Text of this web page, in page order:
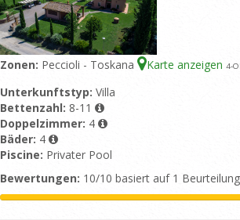
Zonen: Peccioli - Toskana Karte anzeigen 4-
Unterkunftstyp: Villa
Bettenzahl: 8-11
Doppelzimmer: 4
Bäder: 4
Piscine: Privater Pool
Bewertungen: 10/10 basiert auf 1 Beurteilung